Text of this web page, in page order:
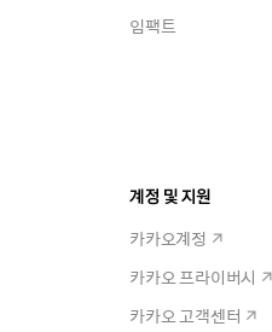
임팩트
계정 및 지원
카카오계정
카카오 프라이버시
카카오 고객센터